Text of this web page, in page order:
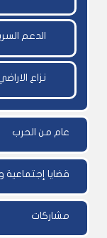
الدعم
نزاع
عام من الحرب
قضايا
مشاركات